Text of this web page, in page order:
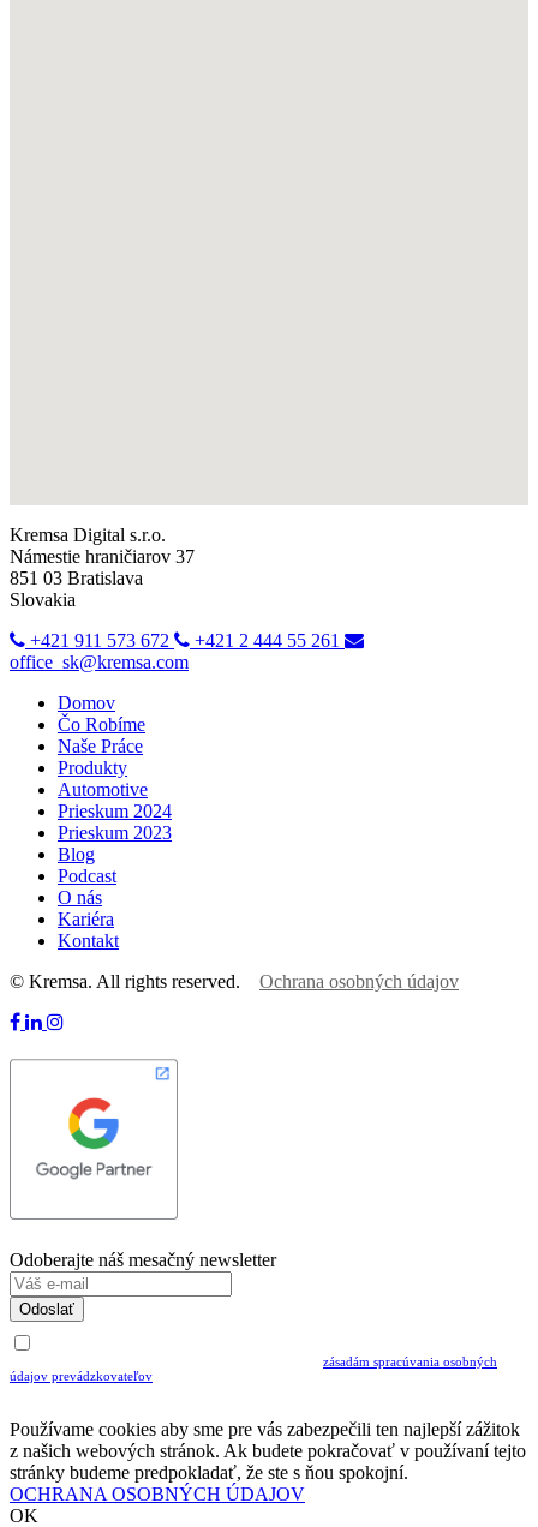
Kremsa Digital s.r.o.
Námestie hraničiarov 37
851 03 Bratislava
Slovakia
+421 911 573 672
+421 2 444 55 261
office_sk@kremsa.com
Domov
Čo Robíme
Naše Práce
Produkty
Automotive
Prieskum 2024
Prieskum 2023
Blog
Podcast
O nás
Kariéra
Kontakt
© Kremsa. All rights reserved. Ochrana osobných údajov
Odoberajte náš mesačný newsletter
Odoslať
zásadám spracúvania osobných
údajov prevádzkovateľov
Používame cookies aby sme pre vás zabezpečili ten najlepší zážitok
z našich webových stránok. Ak budete pokračovať v používaní tejto
stránky budeme predpokladať, že ste s ňou spokojní.
OCHRANA OSOBNÝCH ÚDAJOV
OK